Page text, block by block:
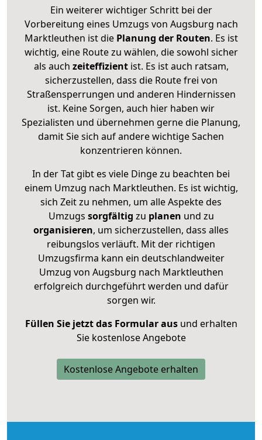
Ein weiterer wichtiger Schritt bei der
Vorbereitung eines Umzugs von Augsburg nach
Marktleuthen ist diePlanung der Routen. Es ist
wichtig, eine Route zu wählen, die sowohl sicher
als auch zeiteffizientist. Es ist auch ratsam,
sicherzustellen, dass die Route frei von
Straßensperrungen und anderen Hindernissen
ist. Keine Sorgen, auch hier haben wir
Spezialisten und übernehmen gerne die Planung,
damit Sie sich auf andere wichtige Sachen
konzentrieren können.
In der Tat gibt es viele Dinge zu beachten bei
einem Umzug nach Marktleuthen. Es ist wichtig,
sich Zeit zu nehmen, um alle Aspekte des
Umzugs sorgfältig zu planen und zu
organisieren, um sicherzustellen, dass alles
reibungslos verläuft. Mit der richtigen
Umzugsfirma kann ein deutschlandweiter
Umzug von Augsburg nach Marktleuthen
erfolgreich durchgeführt werden und dafür
sorgen wir.
Füllen Sie jetzt das Formular ausund erhalten
Sie kostenlose Angebote
Kostenlose Angebote erhalten